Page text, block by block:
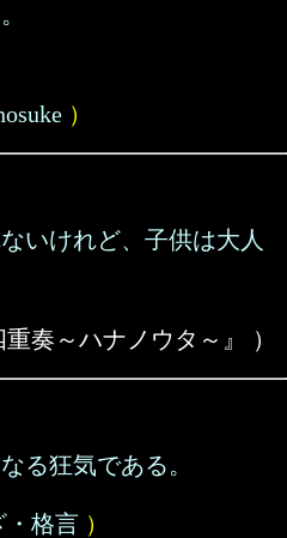
）
いけれど、子供は大人
重奏～ハナノウタ～』 ）
る狂気である。
・格言 ）